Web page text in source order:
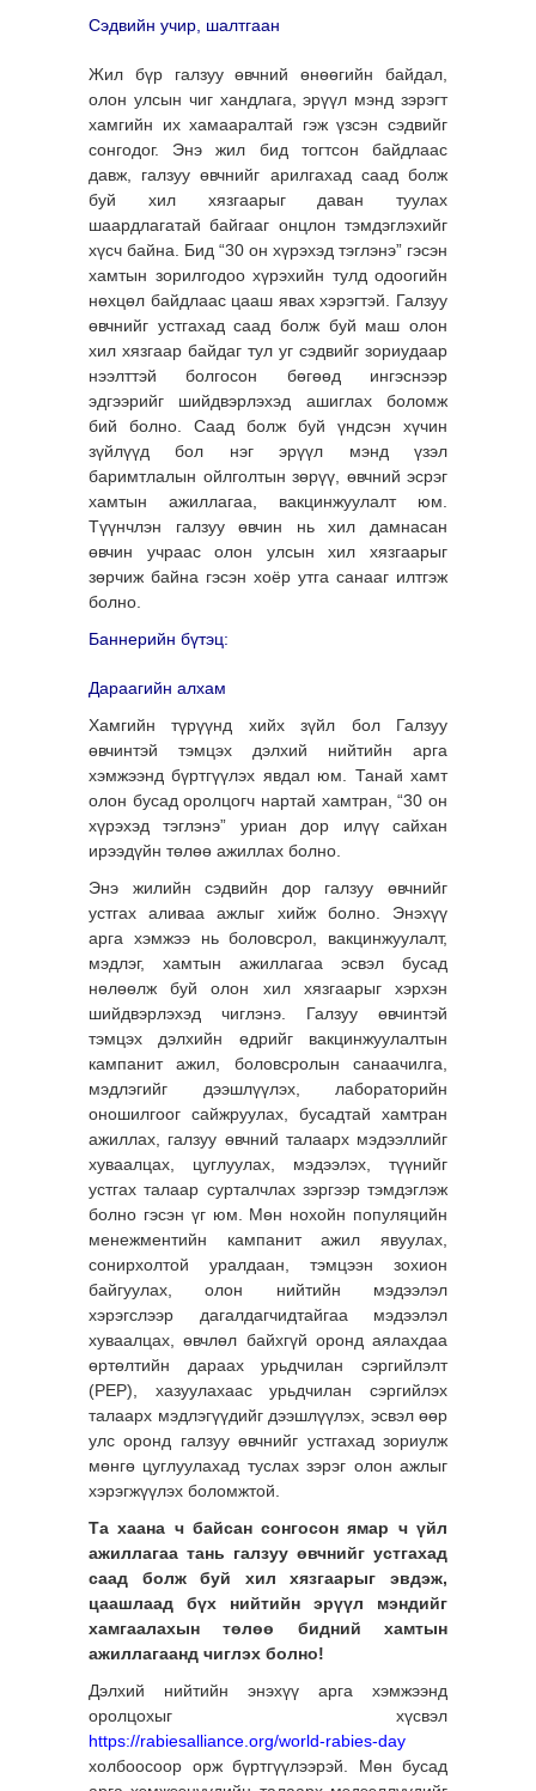
Сэдвийн учир, шалтгаан
Жил бүр галзуу өвчний өнөөгийн байдал,
олон улсын чиг хандлага, эрүүл мэнд зэрэгт
хамгийн их хамааралтай гэж үзсэн сэдвийг
сонгодог. Энэ жил бид тогтсон байдлаас
давж, галзуу өвчнийг арилгахад саад болж
буй хил хязгаарыг даван туулах
шаардлагатай байгааг онцлон тэмдэглэхийг
хүсч байна. Бид “30 он хүрэхэд тэглэнэ” гэсэн
хамтын зорилгодоо хүрэхийн тулд одоогийн
нөхцөл байдлаас цааш явах хэрэгтэй. Галзуу
өвчнийг устгахад саад болж буй маш олон
хил хязгаар байдаг тул уг сэдвийг зориудаар
нээлттэй болгосон бөгөөд ингэснээр
эдгээрийг шийдвэрлэхэд ашиглах боломж
бий болно. Саад болж буй үндсэн хүчин
зүйлүүд бол нэг эрүүл мэнд үзэл
баримтлалын ойлголтын зөрүү, өвчний эсрэг
хамтын ажиллагаа, вакцинжуулалт юм.
Түүнчлэн галзуу өвчин нь хил дамнасан
өвчин учраас олон улсын хил хязгаарыг
зөрчиж байна гэсэн хоёр утга санааг илтгэж
болно.
Баннерийн бүтэц:
Дараагийн алхам
Хамгийн түрүүнд хийх зүйл бол Галзуу
өвчинтэй тэмцэх дэлхий нийтийн арга
хэмжээнд бүртгүүлэх явдал юм. Танай хамт
олон бусад оролцогч нартай хамтран, “30 он
хүрэхэд тэглэнэ” уриан дор илүү сайхан
ирээдүйн төлөө ажиллах болно.
Энэ жилийн сэдвийн дор галзуу өвчнийг
устгах аливаа ажлыг хийж болно. Энэхүү
арга хэмжээ нь боловсрол, вакцинжуулалт,
мэдлэг, хамтын ажиллагаа эсвэл бусад
нөлөөлж буй олон хил хязгаарыг хэрхэн
шийдвэрлэхэд чиглэнэ. Галзуу өвчинтэй
тэмцэх дэлхийн өдрийг вакцинжуулалтын
кампанит ажил, боловсролын санаачилга,
мэдлэгийг дээшлүүлэх, лабораторийн
оношилгоог сайжруулах, бусадтай хамтран
ажиллах, галзуу өвчний талаарх мэдээллийг
хуваалцах, цуглуулах, мэдээлэх, түүнийг
устгах талаар сурталчлах зэргээр тэмдэглэж
болно гэсэн үг юм. Мөн нохойн популяцийн
менежментийн кампанит ажил явуулах,
сонирхолтой уралдаан, тэмцээн зохион
байгуулах, олон нийтийн мэдээлэл
хэрэгслээр дагалдагчидтайгаа мэдээлэл
хуваалцах, өвчлөл байхгүй оронд аялахдаа
өртөлтийн дараах урьдчилан сэргийлэлт
(PEP), хазуулахаас урьдчилан сэргийлэх
талаарх мэдлэгүүдийг дээшлүүлэх, эсвэл өөр
улс оронд галзуу өвчнийг устгахад зориулж
мөнгө цуглуулахад туслах зэрэг олон ажлыг
хэрэгжүүлэх боломжтой.
Та хаана ч байсан сонгосон ямар ч үйл
ажиллагаа тань галзуу өвчнийг устгахад
саад болж буй хил хязгаарыг эвдэж,
цаашлаад бүх нийтийн эрүүл мэндийг
хамгаалахын төлөө бидний хамтын
ажиллагаанд чиглэх болно!
Дэлхий нийтийн энэхүү арга хэмжээнд
оролцохыг хүсвэл
https://rabiesalliance.org/world-rabies-day
холбоосоор орж бүртгүүлээрэй. Мөн бусад